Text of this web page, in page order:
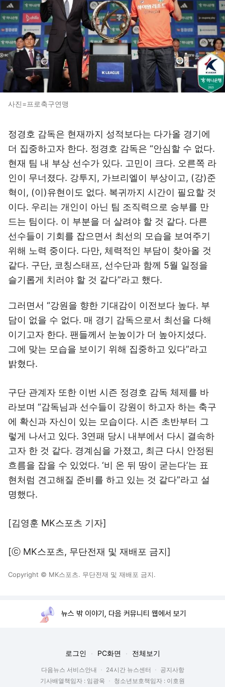
사진=프로축구연맹
정경호 감독은 현재까지 성적보다는 다가올 경기에
더 집중하고자 한다. 정경호 감독은 “안심할 수 없다.
현재 팀 내 부상 선수가 있다. 고민이 크다. 오른쪽 라
인이 무너졌다. 강투지, 가브리엘이 부상이고, (강)준
혁이, (이)유현이도 없다. 복귀까지 시간이 필요할 것
이다. 우리는 개인이 아닌 팀 조직력으로 승부를 만
드는 팀이다. 이 부분을 더 살려야 할 것 같다. 다른
선수들이 기회를 잡으면서 최선의 모습을 보여주기
위해 노력 중이다. 다만, 체력적인 부담이 찾아올 것
같다. 구단, 코칭스태프, 선수단과 함께 5월 일정을
슬기롭게 치러야 할 것 같다”라고 했다.
그러면서 “강원을 향한 기대감이 이전보다 높다. 부
담이 없을 수 없다. 매 경기 감독으로서 최선을 다해
이기고자 한다. 팬들께서 눈높이가 더 높아지셨다.
그에 맞는 모습을 보이기 위해 집중하고 있다”라고
밝혔다.
구단 관계자 또한 이번 시즌 정경호 감독 체제를 바
라보며 “감독님과 선수들이 강원이 하고자 하는 축구
에 확신과 자신이 있는 모습이다. 시즌 초반부터 그
렇게 나서고 있다. 3연패 당시 내부에서 다시 결속하
고자 한 것 같다. 경계심을 가졌고, 최근 다시 안정된
흐름을 잡을 수 있었다. ‘비 온 뒤 땅이 굳는다’는 표
현처럼 견고해질 준비를 하고 있는 것 같다”라고 설
명했다.
[김영훈 MK스포츠 기자]
[ⓒ MK스포츠, 무단전재 및 재배포 금지]
Copyright © MK스포츠. 무단전재 및 재배포 금지.
뉴스 밖 이야기, 다음 커뮤니티 웹에서 보기
로그인 PC화면 전체보기
다음뉴스 서비스안내 24시간 뉴스센터
공지사항
기사배열책임자 : 임광욱
청소년보호책임자 : 이호원